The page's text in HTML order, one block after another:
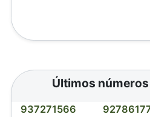
Últimos
937271566